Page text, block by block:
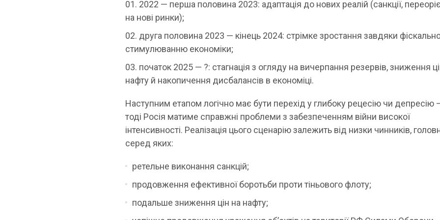
2022 — перша половина 2023: адаптація до нових реалій (санкції,
на нові ринки);
друга половина 2023 — кінець 2024: стрімке зростання завдяки
стимулюванню економіки;
початок 2025 — ?: стагнація з огляду на вичерпання резервів, зниження
нафту й накопичення дисбалансів в економіці.
Наступним етапом логічно має бути перехід у глибоку рецесію чи депресію
тоді Росія матиме справжні проблеми з забезпеченням війни високої
інтенсивності. Реалізація цього сценарію залежить від низки чинників,
серед яких:
ретельне виконання санкцій;
продовження ефективної боротьби проти тіньового флоту;
подальше зниження цін на нафту;